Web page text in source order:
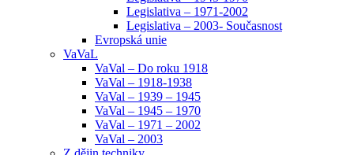
Legislativa – 1971-2002
Legislativa – 2003- Současnost
Evropská unie
VaVaL
VaVal – Do roku 1918
VaVal – 1918-1938
VaVal – 1939 – 1945
VaVal – 1945 – 1970
VaVal – 1971 – 2002
VaVal – 2003